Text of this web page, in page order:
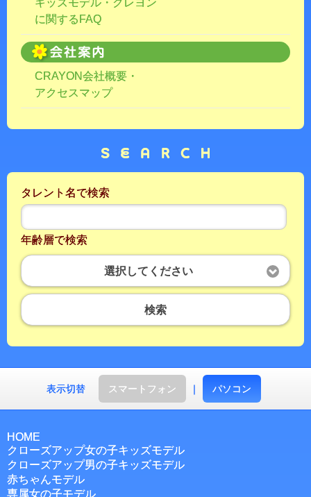
キッズモデル・クレヨン
に関するFAQ
CRAYON会社概要・
アクセスマップ
タレント名で検索
年齢層で検索
選択してください
検索
表示切替 スマートフォン ｜ パソコン
HOME
クローズアップ女の子キッズモデル
クローズアップ男の子キッズモデル
赤ちゃんモデル
専属女の子モデル